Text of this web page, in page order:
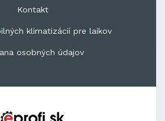
Kontakt
klimatizácií pre laikov
osobných údajov